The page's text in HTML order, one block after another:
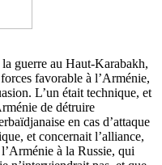
guerre au Haut-Karabakh,
favorable à l’Arménie,
L’un était technique, et
de détruire
en cas d’attaque
et concernait l’alliance,
à la Russie, qui